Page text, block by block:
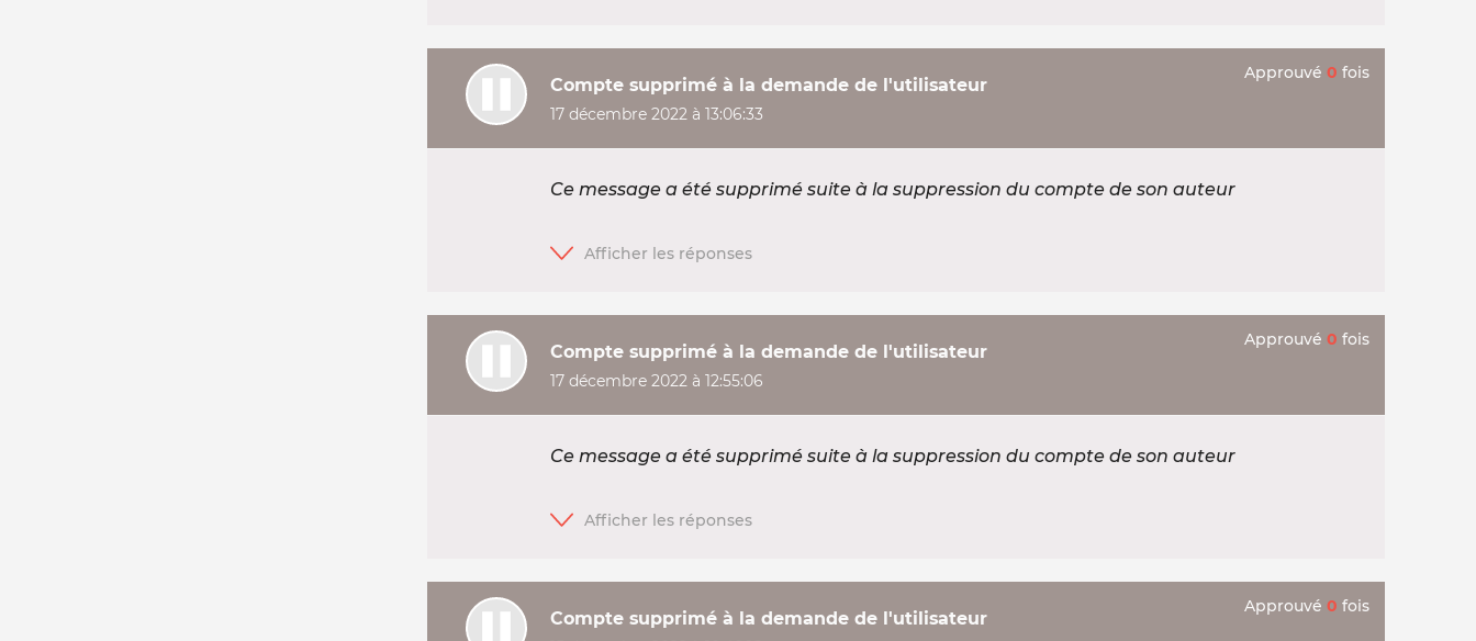
Compte supprimé à la demande de l'utilisateur
17 décembre 2022 à 13:06:33
Approuvé 0 fois
Ce message a été supprimé suite à la suppression du compte de son auteur
Compte supprimé à la demande de l'utilisateur
17 décembre 2022 à 12:55:06
Approuvé 0 fois
Ce message a été supprimé suite à la suppression du compte de son auteur
Compte supprimé à la demande de l'utilisateur
Approuvé 0 fois